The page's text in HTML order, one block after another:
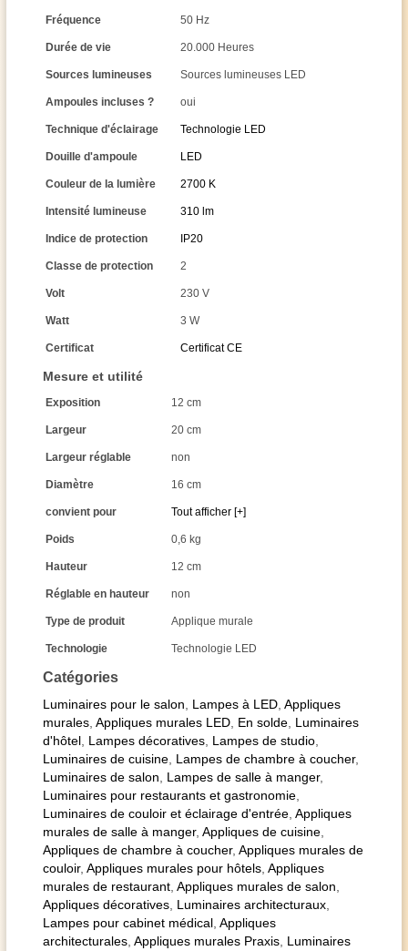
Catégories
Luminaires pour le salon Lampes à LED Appliques
murales Appliques murales LED En solde Luminaires
d'hôtel Lampes décoratives Lampes de studio
Luminaires de cuisine Lampes de chambre à coucher,
Luminaires de salon
Lampes de salle à manger,
Luminaires pour restaurants et gastronomie
Luminaires de couloir et éclairage d'entrée Appliques
murales de salle à manger, Appliques de cuisine
Appliques de chambre à coucher, Appliques murales de
couloir, Appliques murales pour hôtels Appliques
murales de restaurant Appliques murales de salon
Appliques décoratives Luminaires architecturaux
Lampes pour cabinet médical Appliques
architecturales Appliques murales Praxis Luminaires
Fréquence 50 Hz
Durée de vie 20.000 Heures
Sources lumineuses Sources lumineuses LED
Ampoules incluses ? oui
Technique d'éclairage Technologie LED
Douille d'ampoule LED
Couleur de la lumière 2700 K
Intensité lumineuse 310 lm
Indice de protection IP20
Classe de protection 2
Volt 230 V
Watt 3 W
Certificat Certificat CE
Mesure et utilité
Exposition 12 cm
Largeur 20 cm
Largeur réglable non
Diamètre 16 cm
convient pour Tout afficher [+]
Poids 0,6 kg
Hauteur 12 cm
Réglable en hauteur non
Type de produit Applique murale
Technologie Technologie LED